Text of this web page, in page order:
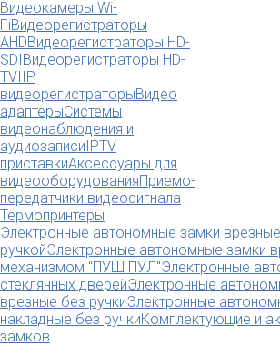
Видеокамеры Wi-
FiВидеорегистраторы
AHDВидеорегистраторы HD-
SDIВидеорегистраторы HD-
TVI IP
видеорегистраторыВидео
адаптерыСистемы
видеонаблюдения и
аудиозаписиIPTV
приставкиАксессуары для
видеооборудованияПриемо-
передатчики видеосигнала
Термопринтеры
Электронные автономные замки
ручкойЭлектронные автономные замки
механизмом "ПУШ ПУЛ"Электронные
стеклянных дверейЭлектронные
врезные без ручкиЭлектронные
накладные без ручкиКомплектующие и
замков